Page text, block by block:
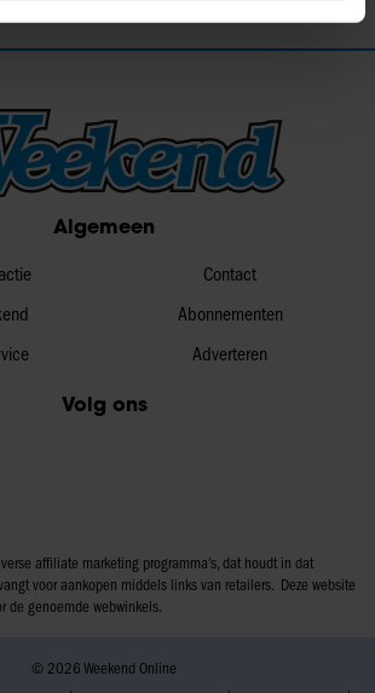
functies voor social media te bieden
te analyseren. Ook delen we
gebruik van onze site met onze
media, adverteren en analyse. Deze
deze gegevens combineren met andere
van uw gebruik van hun services. U
onze cookies als u onze website blijft
Algemeen
Contact
Abonnementen
Adverteren
Volg ons
affiliate marketing programma’s, dat houdt in dat
voor aankopen middels links van retailers. Deze website
de genoemde webwinkels.
© 2026 Weekend Online